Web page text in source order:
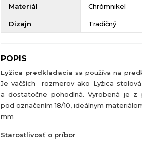
Materiál Chrómnikel
Dizajn Tradičný
POPIS
Lyžica predkladacia sa používa na
Je väčších rozmerov ako Lyžica
a dostatočne pohodlná. Vyrobená je z
pod označením 18/10, ideálnym
mm
Starostlivosť o príbor